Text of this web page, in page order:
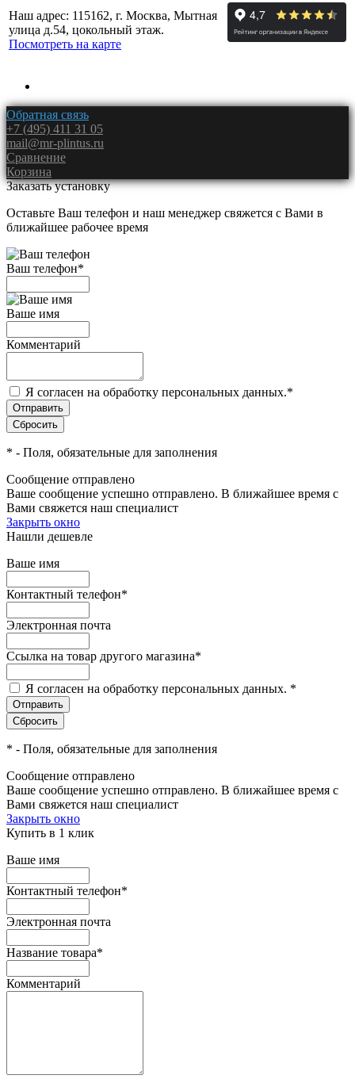
Наш адрес: 115162, г. Москва, Мытная
улица д.54, цокольный этаж.
Посмотреть на карте
Обратная связь
+7 (495) 411 31 05
mail@mr-plintus.ru
Сравнение
Корзина
Заказать установку
Оставьте Ваш телефон и наш менеджер свяжется с Вами в
ближайшее рабочее время
Ваш телефон*
Ваше имя
Комментарий
Я согласен на обработку персональных данных.*
* - Поля, обязательные для заполнения
Сообщение отправлено
Ваше сообщение успешно отправлено. В ближайшее время с
Вами свяжется наш специалист
Закрыть окно
Нашли дешевле
Ваше имя
Контактный телефон*
Электронная почта
Ссылка на товар другого магазина*
Я согласен на обработку персональных данных. *
* - Поля, обязательные для заполнения
Сообщение отправлено
Ваше сообщение успешно отправлено. В ближайшее время с
Вами свяжется наш специалист
Закрыть окно
Купить в 1 клик
Ваше имя
Контактный телефон*
Электронная почта
Название товара*
Комментарий